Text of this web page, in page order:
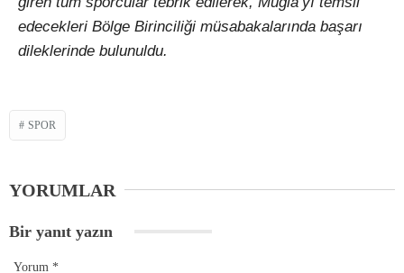
edecekleri Bölge Birinciliği müsabakalarında başarı
dileklerinde bulunuldu.
SPOR
YORUMLAR
Bir yanıt yazın
Yorum *